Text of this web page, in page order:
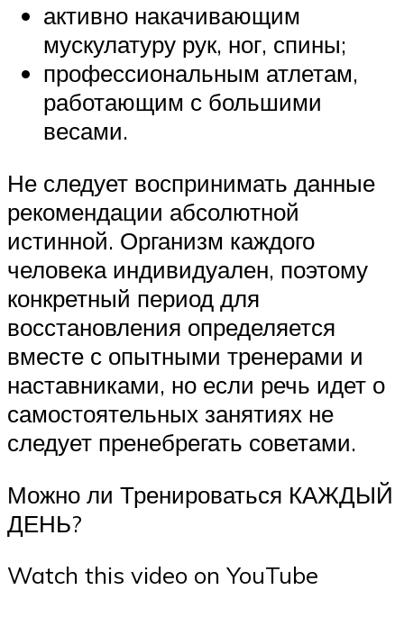
активно накачивающим
мускулатуру рук, ног, спины;
профессиональным атлетам,
работающим с большими
весами.
Не следует воспринимать данные
рекомендации абсолютной
истинной. Организм каждого
человека индивидуален, поэтому
конкретный период для
восстановления определяется
вместе с опытными тренерами и
наставниками, но если речь идет о
самостоятельных занятиях не
следует пренебрегать советами.
Можно ли Тренироваться КАЖДЫЙ
ДЕНЬ?
Watch this video on YouTube